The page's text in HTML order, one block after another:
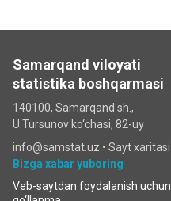
Samarqand viloyati
statistika boshqarmasi
140100, Samarqand sh.,
U.Tursunov ko‘chаsi, 82-uy
info@samstat.uz • Sayt xaritasi
Bizga xabar yuboring
Veb-saytdan foydalanish uchun